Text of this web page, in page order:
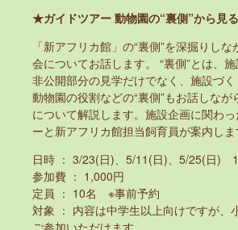
★ガイドツアー 動物園の“裏側”から見
「新アフリカ館」の“裏側”を深掘りし
会についてお話します。 “裏側”とは、施
非公開部分の見学だけでなく、施設づ
動物園の役割などの“裏側”もお話しなが
について解説します。施設企画に関わ
ーと新アフリカ館担当飼育員が案内しま
日時 ： 3/23(日)、5/11(日)、5/25(日)
参加費 ： 1,000円
定員 ： 10名 ※事前予約
対象 ： 内容は中学生以上向けですが、
ご参加いただけます